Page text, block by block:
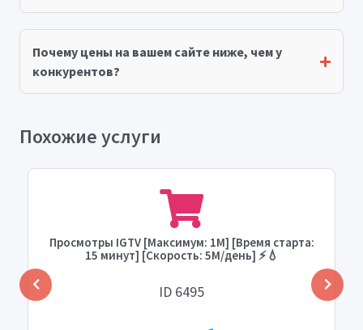
Почему цены на вашем сайте ниже, чем у
конкурентов?
Похожие услуги
Просмотры IGTV [Максимум: 1М] [Время старта:
15 минут] [Скорость: 5М/день] ⚡💧
ID 6495